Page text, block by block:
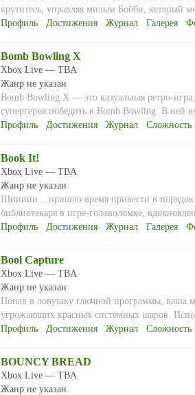
крутитесь, управляя милым Бобби, который
Профиль
Достижения Журнал Галерея
Bomb Bowling X
Xbox Live — TBA
Жанр не указан
Bomb Bowling X — это казуальная ретро-
супергероя победить в Bomb Bowling. В ней
Профиль
Достижения Журнал Сложность
Book It!
Xbox Live — TBA
Жанр не указан
Шиииии... пришло время привести в порядок
библиотекаря в игре-головоломке,
Профиль
Достижения Журнал Галерея
Bool Capture
Xbox Live — TBA
Жанр не указан
Попав в ловушку глючной программы, ваша
угрожающих красных системных шаров.
Профиль
Достижения Журнал Сложность
BOUNCY BREAD
Xbox Live — TBA
Жанр не указан